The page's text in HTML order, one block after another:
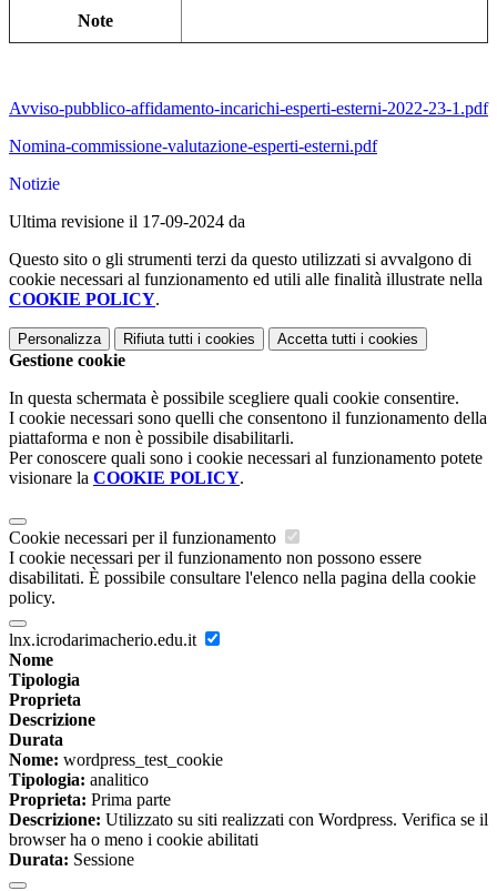
Note
Avviso-pubblico-affidamento-incarichi-esperti-esterni-2022-23-1.pdf
Nomina-commissione-valutazione-esperti-esterni.pdf
Notizie
Ultima revisione il 17-09-2024 da
Questo sito o gli strumenti terzi da questo utilizzati si avvalgono di
cookie necessari al funzionamento ed utili alle finalità illustrate nella
COOKIE POLICY.
Personalizza Rifiuta tutti i cookies Accetta tutti i cookies
Gestione cookie
In questa schermata è possibile scegliere quali cookie consentire.
I cookie necessari sono quelli che consentono il funzionamento della
piattaforma e non è possibile disabilitarli.
Per conoscere quali sono i cookie necessari al funzionamento potete
visionare la COOKIE POLICY.
Cookie necessari per il funzionamento
I cookie necessari per il funzionamento non possono essere
disabilitati. È possibile consultare l'elenco nella pagina della cookie
policy.
lnx.icrodarimacherio.edu.it
Nome
Tipologia
Proprieta
Descrizione
Durata
Nome: wordpress_test_cookie
Tipologia: analitico
Proprieta: Prima parte
Descrizione: Utilizzato su siti realizzati con Wordpress. Verifica se il
browser ha o meno i cookie abilitati
Durata: Sessione